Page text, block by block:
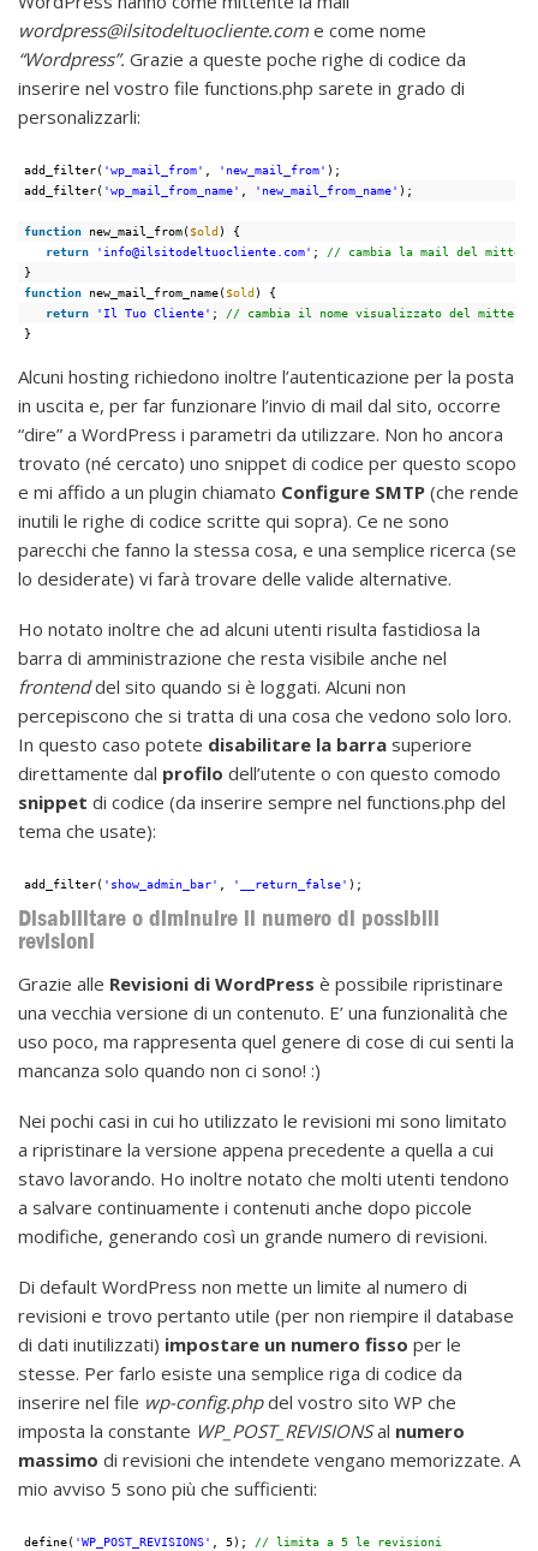
wordpress@ilsitodeltuocliente.com e come nome
“Wordpress”. Grazie a queste poche righe di codice da
inserire nel vostro file functions.php sarete in grado di
personalizzarli:
add_filter( 'wp_mail_from' 'new_mail_from' );
add_filter( 'wp_mail_from_name' 'new_mail_from_name' );
function new_mail_from($old ) {
return
'info@ilsitodeltuocliente.com' ; // cambia la mail del
}
function new_mail_from_name($old ) {
return
'Il Tuo Cliente' ; // cambia il nome visualizzato del mittente
}
Alcuni hosting richiedono inoltre l’autenticazione per la posta
in uscita e, per far funzionare l’invio di mail dal sito, occorre
“dire” a WordPress i parametri da utilizzare. Non ho ancora
trovato (né cercato) uno snippet di codice per questo scopo
e mi affido a un plugin chiamato Configure SMTP (che rende
inutili le righe di codice scritte qui sopra). Ce ne sono
parecchi che fanno la stessa cosa, e una semplice ricerca (se
lo desiderate) vi farà trovare delle valide alternative.
Ho notato inoltre che ad alcuni utenti risulta fastidiosa la
barra di amministrazione che resta visibile anche nel
frontenddel sito quando si è loggati. Alcuni non
percepiscono che si tratta di una cosa che vedono solo loro.
In questo caso potete disabilitare la barra superiore
direttamente dal profilo dell’utente o con questo comodo
snippet di codice (da inserire sempre nel functions.php del
tema che usate):
add_filter( 'show_admin_bar' '__return_false' );
Disabilitare o diminuire il numero di possibili
revisioni
Grazie alle Revisioni di WordPress è possibile ripristinare
una vecchia versione di un contenuto. E’ una funzionalità che
uso poco, ma rappresenta quel genere di cose di cui senti la
mancanza solo quando non ci sono! :)
Nei pochi casi in cui ho utilizzato le revisioni mi sono limitato
a ripristinare la versione appena precedente a quella a cui
stavo lavorando. Ho inoltre notato che molti utenti tendono
a salvare continuamente i contenuti anche dopo piccole
modifiche, generando così un grande numero di revisioni.
Di default WordPress non mette un limite al numero di
revisioni e trovo pertanto utile (per non riempire il database
di dati inutilizzati) impostare un numero fisso per le
stesse. Per farlo esiste una semplice riga di codice da
inserire nel file wp-config.phpdel vostro sito WP che
imposta la constante WP_POST_REVISIONSal numero
massimo di revisioni che intendete vengano memorizzate. A
mio avviso 5 sono più che sufficienti:
define( 'WP_POST_REVISIONS' , 5); // limita a 5 le revisioni